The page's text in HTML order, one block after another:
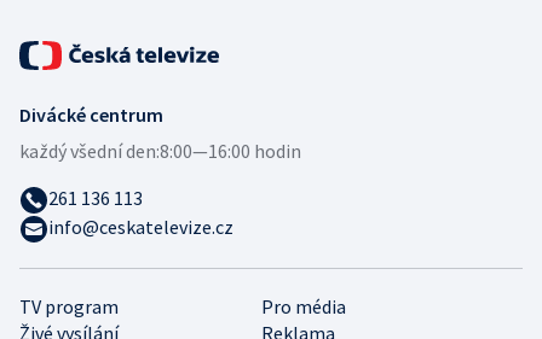
TV program
Pro média
Živé vysílání
Reklama
Divácké centrum
každý všední den:8:00—16:00 hodin
261 136 113
info@ceskatelevize.cz